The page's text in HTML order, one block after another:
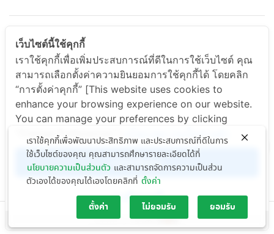
ABOUT US
สินค้าและบริการ
PRODUCT & SERVICE
ข่าวสารและกิจกรรม
Copyright © 2024 Nutritionsc Company Limited
เราใช้คุกกี้เพื่อพัฒนาประสิทธิภาพ และประสบการณ์ที่ดีในการ
ใช้เว็บไซต์ของคุณ คุณสามารถศึกษารายละเอียดได้ที่
นโยบายความเป็นส่วนตัว และสามารถจัดการความเป็นส่วน
ตัวเองได้ของคุณได้เองโดยคลิกที่ ตั้งค่า
ตั้งค่า ไม่ยอมรับ ยอมรับ
เว็บไซต์นี้ใช้คุกกี้
เราใช้คุกกี้เพื่อเพิ่มประสบการณ์ที่ดีในการใช้เว็บไซต์ คุณ
สามารถเลือกตั้งค่าความยินยอมการใช้คุกกี้ได้ โดยคลิก
“การตั้งค่าคุกกี้” [This website uses cookies to
enhance your browsing experience on our website.
You can manage your preferences by clicking
"Change Preferences".]
นโยบายความเป็นส่วนตัว
ยอมรับทั้งหมด
การตั้งค่าคุกกี้